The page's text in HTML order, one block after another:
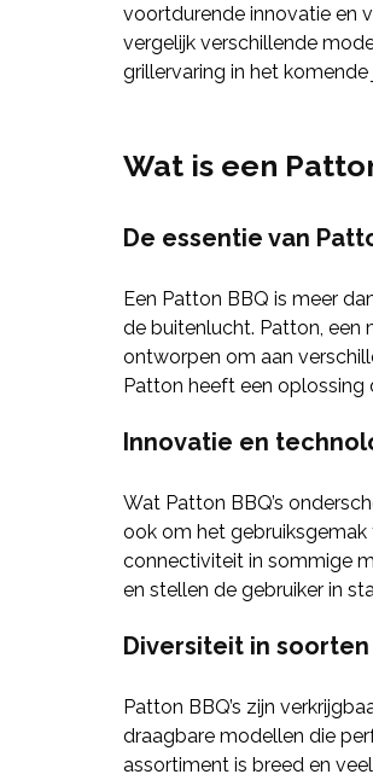
voortdurende innovatie en
vergelijk verschillende
grillervaring in het komende
Wat is een
De essentie van
Een Patton BBQ is meer
de buitenlucht. Patton, een
ontworpen om aan
Patton heeft een oplossing
Innovatie en
Wat Patton BBQ’s
ook om het
connectiviteit in sommige
en stellen de gebruiker in
Diversiteit in
Patton BBQ’s zijn
draagbare modellen die
assortiment is breed en